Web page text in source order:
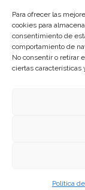
Para ofrecer las
cookies para
consentimiento de
comportamiento de
No consentir o retirar
ciertas características
Política
La gestión de la DOP
con fondos